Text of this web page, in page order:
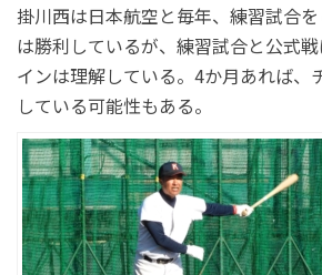
掛川西は日本航空と毎年、練習試合
は勝利しているが、練習試合と公式
インは理解している。4か月あれば、
している可能性もある。